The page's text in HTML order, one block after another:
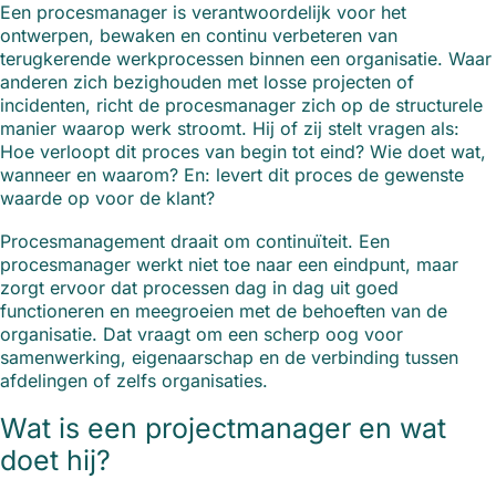
Een procesmanager is verantwoordelijk voor het
ontwerpen, bewaken en continu verbeteren van
terugkerende werkprocessen binnen een organisatie. Waar
anderen zich bezighouden met losse projecten of
incidenten, richt de procesmanager zich op de structurele
manier waarop werk stroomt. Hij of zij stelt vragen als:
Hoe verloopt dit proces van begin tot eind? Wie doet wat,
wanneer en waarom? En: levert dit proces de gewenste
waarde op voor de klant?
Procesmanagement draait om continuïteit. Een
procesmanager werkt niet toe naar een eindpunt, maar
zorgt ervoor dat processen dag in dag uit goed
functioneren en meegroeien met de behoeften van de
organisatie. Dat vraagt om een scherp oog voor
samenwerking, eigenaarschap en de verbinding tussen
afdelingen of zelfs organisaties.
Wat is een projectmanager en wat
doet hij?